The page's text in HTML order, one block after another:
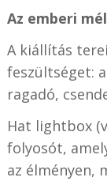
Az emberi
A kiállítás
feszültséget:
ragadó,
Hat lightbox
folyosót,
az élményen,